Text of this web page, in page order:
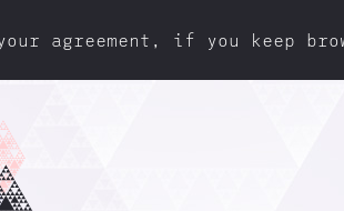
agreement, if you keep